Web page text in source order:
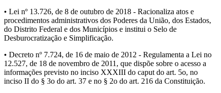
• Lei nº 13.726, de 8 de outubro de 2018 - Racionaliza atos e
procedimentos administrativos dos Poderes da União, dos Estados,
do Distrito Federal e dos Municípios e institui o Selo de
Desburocratização e Simplificação.
• Decreto nº 7.724, de 16 de maio de 2012 - Regulamenta a Lei no
12.527, de 18 de novembro de 2011, que dispõe sobre o acesso a
informações previsto no inciso XXXIII do caput do art. 5o, no
inciso II do § 3o do art. 37 e no § 2o do art. 216 da Constituição.